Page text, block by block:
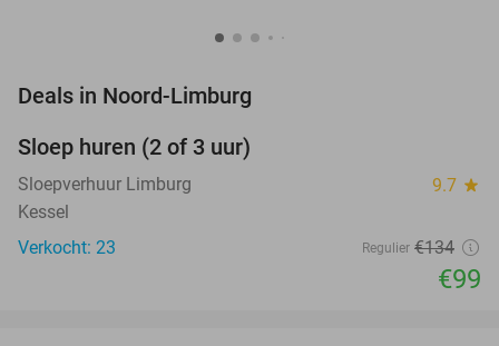
Deals in Noord-Limburg
NEW
TODAY
Sloep huren (2 of 3 uur)
Sloepverhuur Limburg 9.7 star
Kessel
Verkocht: 23
Regulier €134
€99